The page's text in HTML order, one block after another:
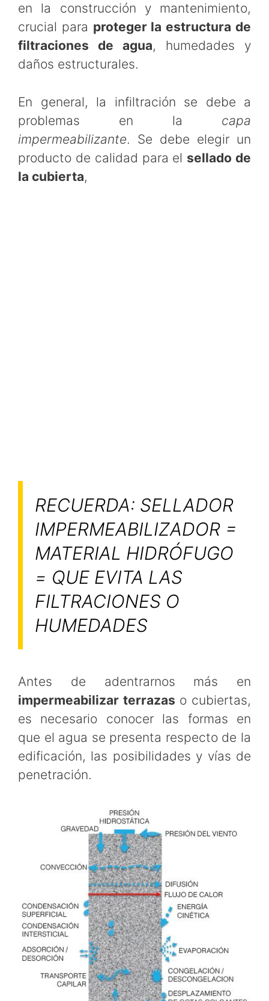
en la construcción y mantenimiento,
crucial para proteger la estructura de
filtraciones de agua, humedades y
daños estructurales.
En general, la infiltración se debe a
problemas en la capa
impermeabilizante. Se debe elegir un
producto de calidad para el sellado de
la cubierta,
RECUERDA: SELLADOR
IMPERMEABILIZADOR =
MATERIAL HIDRÓFUGO
= QUE EVITA LAS
FILTRACIONES O
HUMEDADES
Antes de adentrarnos más en
impermeabilizar terrazas o cubiertas,
es necesario conocer las formas en
que el agua se presenta respecto de la
edificación, las posibilidades y vías de
penetración.